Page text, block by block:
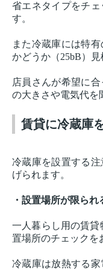
省エネタイプをチ
す。
また冷蔵庫には特
かどうか（25bB）
店員さんが希望に
の大きさや電気代を
賃貸に冷蔵庫
冷蔵庫を設置する
げられます。
・設置場所が限られ
一人暮らし用の賃
置場所のチェックを
冷蔵庫は放熱する